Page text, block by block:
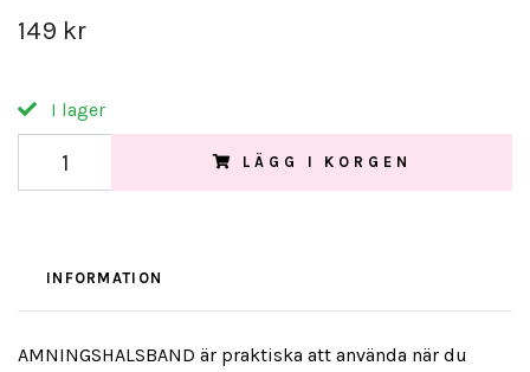
149 kr
I lager
LÄGG I KORGEN
INFORMATION
AMNINGSHALSBAND är praktiska att använda när du